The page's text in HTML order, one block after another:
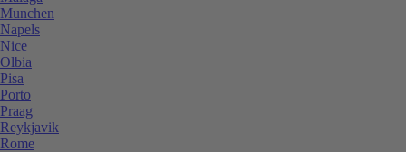
Munchen
Napels
Nice
Olbia
Pisa
Porto
Praag
Reykjavik
Rome